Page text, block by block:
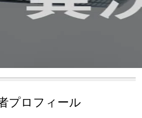
プロフィール